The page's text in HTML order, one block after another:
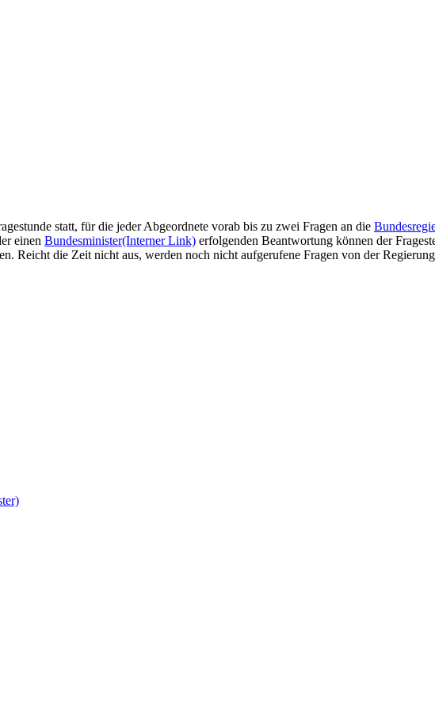
statt, für die jeder Abgeordnete vorab bis zu zwei Fragen an die
einen Bundesminister(Interner Link) erfolgenden Beantwortung können der
Reicht die Zeit nicht aus, werden noch nicht aufgerufene Fragen von der